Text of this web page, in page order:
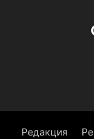
Редакция